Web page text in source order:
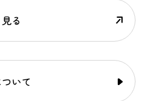
る
いて